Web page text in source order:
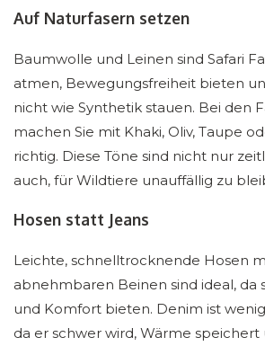
Auf Naturfasern setzen
Baumwolle und Leinen sind Safari
atmen, Bewegungsfreiheit bieten
nicht wie Synthetik stauen. Bei den
machen Sie mit Khaki, Oliv, Taupe
richtig. Diese Töne sind nicht nur
auch, für Wildtiere unauffällig zu
Hosen statt Jeans
Leichte, schnelltrocknende Hosen
abnehmbaren Beinen sind ideal, da
und Komfort bieten. Denim ist
da er schwer wird, Wärme